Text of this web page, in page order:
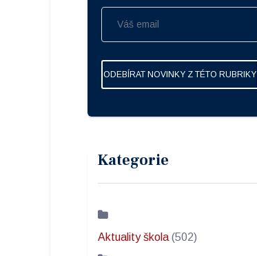
ODEBÍRAT NOVINKY Z TÉTO RUBRIKY
Kategorie
Aktuality škola (502)